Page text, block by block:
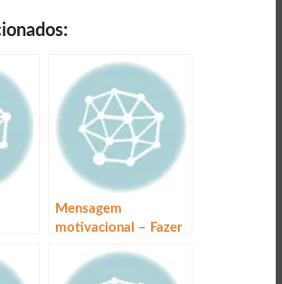
Mensagem
motivacional – Fazer